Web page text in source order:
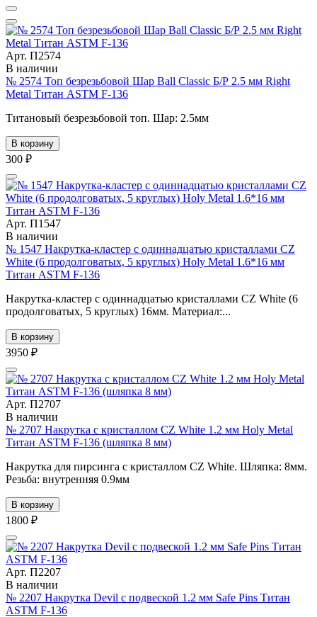
Арт. П2574
В наличии
№ 2574 Топ безрезьбовой Шар Ball Classic Б/Р 2.5 мм Right
Metal Титан ASTM F-136
Титановый безрезьбовой топ. Шар: 2.5мм
В корзину
300 ₽
Арт. П1547
В наличии
№ 1547 Накрутка-кластер с одиннадцатью кристаллами CZ
White (6 продолговатых, 5 круглых) Holy Metal 1.6*16 мм
Титан ASTM F-136
Накрутка-кластер с одиннадцатью кристаллами CZ White (6
продолговатых, 5 круглых) 16мм. Материал:...
В корзину
3950 ₽
Арт. П2707
В наличии
№ 2707 Накрутка с кристаллом CZ White 1.2 мм Holy Metal
Титан ASTM F-136 (шляпка 8 мм)
Накрутка для пирсинга с кристаллом CZ White. Шляпка: 8мм.
Резьба: внутренняя 0.9мм
В корзину
1800 ₽
Арт. П2207
В наличии
№ 2207 Накрутка Devil с подвеской 1.2 мм Safe Pins Титан
ASTM F-136